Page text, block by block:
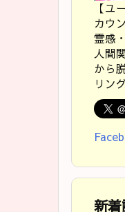
【ユ
カウ
霊感
人間
から
リン
新